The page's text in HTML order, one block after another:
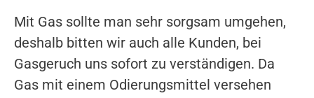
Mit Gas sollte man sehr sorgsam umgehen,
deshalb bitten wir auch alle Kunden, bei
Gasgeruch uns sofort zu verständigen. Da
Gas mit einem Odierungsmittel versehen